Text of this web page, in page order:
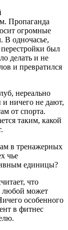
Пропаганда
огромные
В одночасье,
был
делать и не
и превратился
нереально
ничего не дают,
от спорта.
таким, какой
в тренажерных
чье
единицы?
что
любой может
особенного
в фитнес